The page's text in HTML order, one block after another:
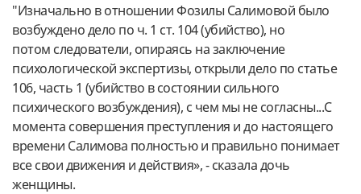
"Изначально в отношении Фозилы Салимовой было
возбуждено дело по ч. 1 ст. 104 (убийство), но
потом следователи, опираясь на заключение
психологической экспертизы, открыли дело по статье
106, часть 1 (убийство в состоянии сильного
психического возбуждения), с чем мы не согласны...С
момента совершения преступления и до настоящего
времени Салимова полностью и правильно понимает
все свои движения и действия», - сказала дочь
женщины.